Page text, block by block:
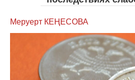
Меруерт КЕҢЕСОВА